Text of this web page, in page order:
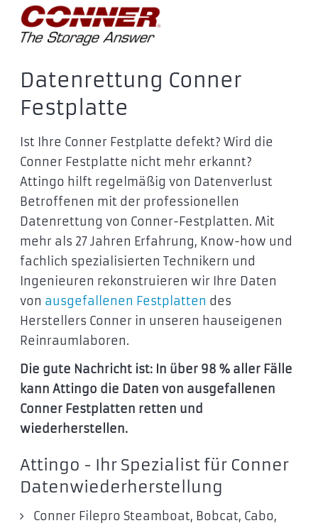
Datenrettung Conner
Festplatte
Ist Ihre Conner Festplatte defekt? Wird die
Conner Festplatte nicht mehr erkannt?
Attingo hilft regelmäßig von Datenverlust
Betroffenen mit der professionellen
Datenrettung von Conner-Festplatten. Mit
mehr als 27 Jahren Erfahrung, Know-how und
fachlich spezialisierten Technikern und
Ingenieuren rekonstruieren wir Ihre Daten
von ausgefallenen Festplatten des
Herstellers Conner in unseren hauseigenen
Reinraumlaboren.
Die gute Nachricht ist: In über 98 % aller Fälle
kann Attingo die Daten von ausgefallenen
Conner Festplatten retten und
wiederherstellen.
Attingo - Ihr Spezialist für Conner
Datenwiederherstellung
Conner Filepro Steamboat, Bobcat, Cabo,